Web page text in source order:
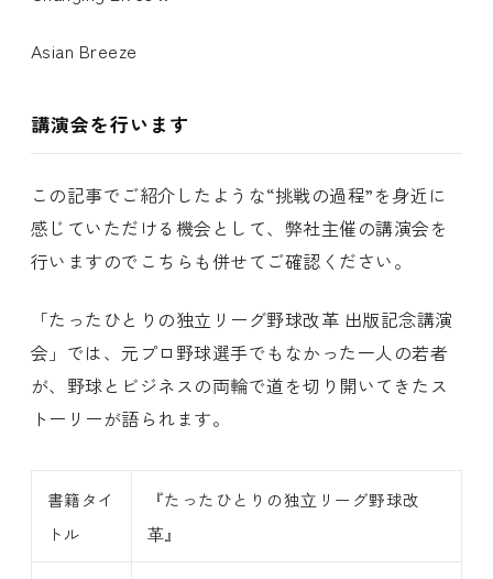
Asian Breeze
講演会を行います
この記事でご紹介したような“挑戦の過程”を身近に
感じていただける機会として、弊社主催の講演会を
行いますのでこちらも併せてご確認ください。
「たったひとりの独立リーグ野球改革 出版記念講演
会」では、元プロ野球選手でもなかった一人の若者
が、野球とビジネスの両輪で道を切り開いてきたス
トーリーが語られます。
書籍タイ
トル
『たったひとりの独⽴リーグ野球改
⾰』